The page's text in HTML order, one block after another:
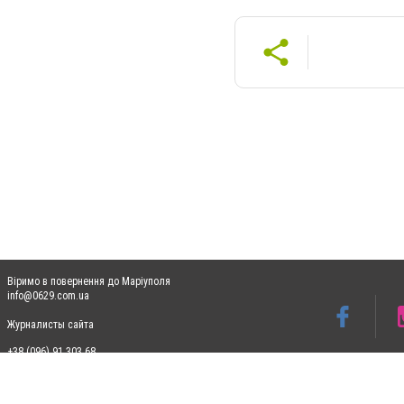
Віримо в повернення до Маріуполя
info@0629.com.ua
Журналисты сайта
+38 (096) 91 303 68